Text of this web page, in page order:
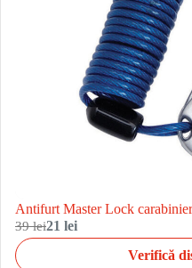
Antifurt Master Lock
39 lei21 lei
Verifică